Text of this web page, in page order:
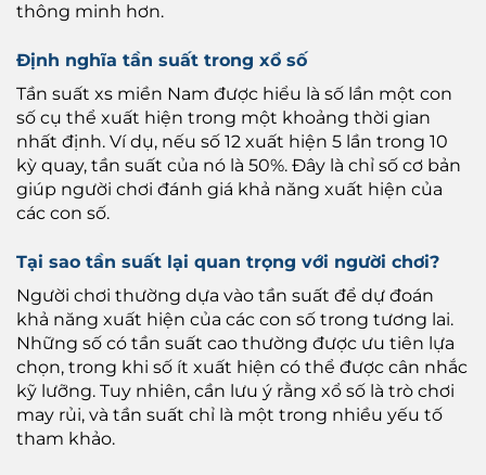
thông minh hơn.
Định nghĩa tần suất trong xổ số
Tần suất xs miền Nam được hiểu là số lần một con
số cụ thể xuất hiện trong một khoảng thời gian
nhất định. Ví dụ, nếu số 12 xuất hiện 5 lần trong 10
kỳ quay, tần suất của nó là 50%. Đây là chỉ số cơ bản
giúp người chơi đánh giá khả năng xuất hiện của
các con số.
Tại sao tần suất lại quan trọng với người chơi?
Người chơi thường dựa vào tần suất để dự đoán
khả năng xuất hiện của các con số trong tương lai.
Những số có tần suất cao thường được ưu tiên lựa
chọn, trong khi số ít xuất hiện có thể được cân nhắc
kỹ lưỡng. Tuy nhiên, cần lưu ý rằng xổ số là trò chơi
may rủi, và tần suất chỉ là một trong nhiều yếu tố
tham khảo.